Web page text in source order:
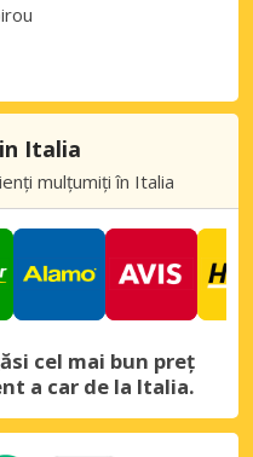
Italia
mulțumiți în Italia
cel mai bun preț
a car de la Italia.